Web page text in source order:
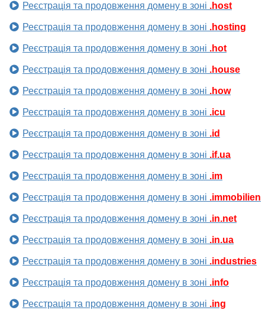
Реєстрація та продовження домену в зоні .host
Реєстрація та продовження домену в зоні .hosting
Реєстрація та продовження домену в зоні .hot
Реєстрація та продовження домену в зоні .house
Реєстрація та продовження домену в зоні .how
Реєстрація та продовження домену в зоні .icu
Реєстрація та продовження домену в зоні .id
Реєстрація та продовження домену в зоні .if.ua
Реєстрація та продовження домену в зоні .im
Реєстрація та продовження домену в зоні .immobilien
Реєстрація та продовження домену в зоні .in.net
Реєстрація та продовження домену в зоні .in.ua
Реєстрація та продовження домену в зоні .industries
Реєстрація та продовження домену в зоні .info
Реєстрація та продовження домену в зоні .ing